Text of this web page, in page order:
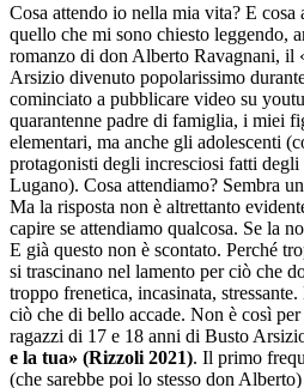
Cosa attendo io nella mia vita? E
quello che mi sono chiesto leggendo,
romanzo di don Alberto Ravagnani, il
Arsizio divenuto popolarissimo
cominciato a pubblicare video su
quarantenne padre di famiglia, i miei
elementari, ma anche gli adolescenti
protagonisti degli incresciosi fatti
Lugano). Cosa attendiamo? Sembra
Ma la risposta non è altrettanto
capire se attendiamo qualcosa. Se la
E già questo non è scontato. Perché
si trascinano nel lamento per ciò che
troppo frenetica, incasinata,
ciò che di bello accade. Non è così
ragazzi di 17 e 18 anni di Busto
e la tua» (Rizzoli 2021). Il primo
(che sarebbe poi lo stesso don